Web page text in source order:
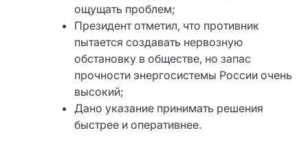
ощущать проблем;
Президент отметил, что противник
пытается создавать нервозную
обстановку в обществе, но запас
прочности энергосистемы России очень
высокий;
Дано указание принимать решения
быстрее и оперативнее.